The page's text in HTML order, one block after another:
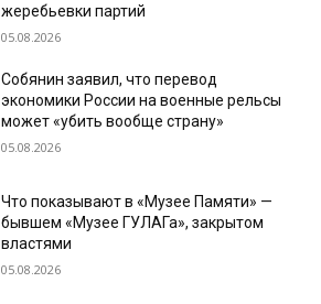
жеребьевки партий
05.08.2026
Собянин заявил, что перевод
экономики России на военные рельсы
может «убить вообще страну»
05.08.2026
Что показывают в «Музее Памяти» —
бывшем «Музее ГУЛАГа», закрытом
властями
05.08.2026